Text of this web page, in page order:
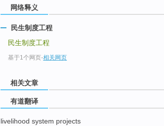
网络释义
民生制度工程
民生制度工程
基于1个网页-相关网页
相关文章
有道翻译
livelihood system projects